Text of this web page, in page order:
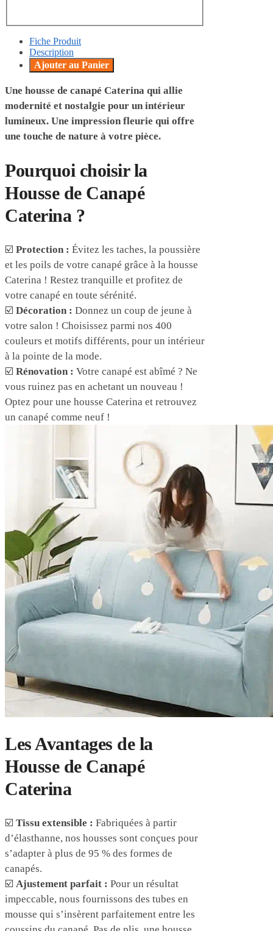
Fiche Produit
Description
Ajouter au Panier
Une housse de canapé Caterina qui allie
modernité et nostalgie pour un intérieur
lumineux. Une impression fleurie qui offre
une touche de nature à votre pièce.
Pourquoi choisir la
Housse de Canapé
Caterina ?
☑️ Protection : Évitez les taches, la poussière
et les poils de votre canapé grâce à la housse
Caterina ! Restez tranquille et profitez de
votre canapé en toute sérénité.
☑️ Décoration : Donnez un coup de jeune à
votre salon ! Choisissez parmi nos 400
couleurs et motifs différents, pour un intérieur
à la pointe de la mode.
☑️ Rénovation : Votre canapé est abîmé ? Ne
vous ruinez pas en achetant un nouveau !
Optez pour une housse Caterina et retrouvez
un canapé comme neuf !
Les Avantages de la
Housse de Canapé
Caterina
☑️ Tissu extensible : Fabriquées à partir
d’élasthanne, nos housses sont conçues pour
s’adapter à plus de 95 % des formes de
canapés.
☑️ Ajustement parfait : Pour un résultat
impeccable, nous fournissons des tubes en
mousse qui s’insèrent parfaitement entre les